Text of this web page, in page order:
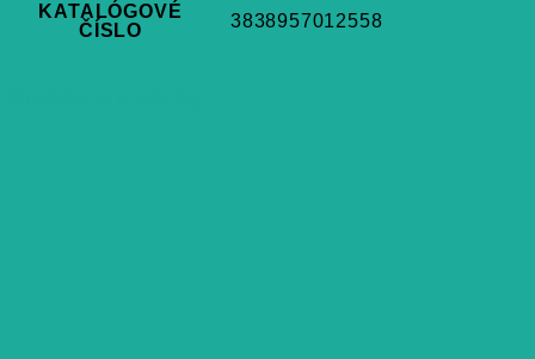
KATALÓGOVÉ
ČÍSLO
3838957012558